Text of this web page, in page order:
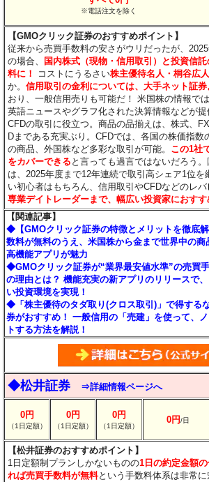
※電話注文を除く
【GMOクリック証券のおすすめポイント】
従来から売買手数料の安さがウリだったが、
の場合、
国内株式（現物・信用取引）と投資信
料に！
コストにうるさい株主優待名人・桐谷広
か。信用取引の金利については、大手ネット証
おり、一般信用売りも可能だ！ 米国株の情報で
英語ニュースやグラフ化された決算情報などが
CFDの取引に役立つ。商品の品揃えは、株式、
Dまである充実ぶり。CFDでは、各国の株価指数
の商品、外国株など多彩な取引が可能。 この1社
をカバーできる と言っても過言ではないだろう
は、2025年度まで12年連続で取引高シェア1位を
い初心者はもちろん、信用取引やCFDなどのレ
専業デイトレーダーまで、幅広い投資家におすす
【関連記事】
◆【GMOクリック証券の特徴とメリットを徹底
数料が無料のうえ、米国株から金まで世界中の商
高機能アプリが魅力
◆GMOクリック証券が“業界最安値水準”の売買
の理由とは？ 機能充実の新アプリのリリースで
い投資環境を実現！
◆「株主優待のタダ取り(クロス取引)」で得する
券がおすすめ！ 一般信用の「売建」を使って、
トする方法を解説！
◆松井証券 ⇒詳細情報ページへ
0円
（1日定額）
0円
（1日定額）
0円
（1日定額）
0円/日
【松井証券のおすすめポイント】
1日定額制プランしかないものの1日の約定金額
れば売買手数料が無料という手数料体系は非常